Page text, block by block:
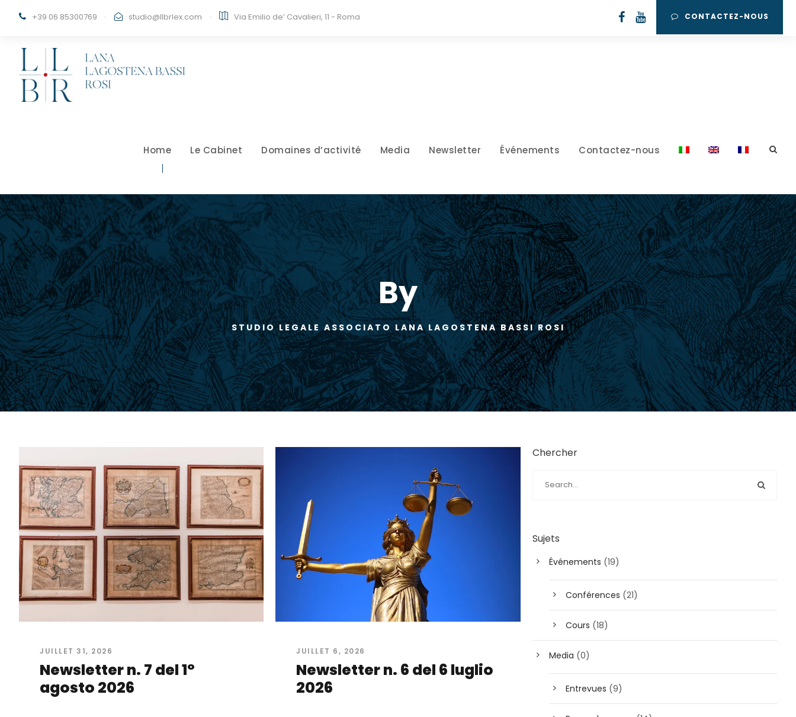
+39 06 85300769 · studio@llbrlex.com · Via Emilio de’ Cavalieri, 11 - Roma CONTACTEZ-NOUS
Home Le Cabinet Domaines d’activité Media Newsletter Événements Contactez-nous
By
STUDIO LEGALE ASSOCIATO LANA LAGOSTENA BASSI ROSI
JUILLET 31, 2026
Newsletter n. 7 del 1°
agosto 2026
JUILLET 6, 2026
Newsletter n. 6 del 6 luglio
2026
Chercher
Sujets
Événements (19)
Conférences (21)
Cours (18)
Media (0)
Entrevues (9)